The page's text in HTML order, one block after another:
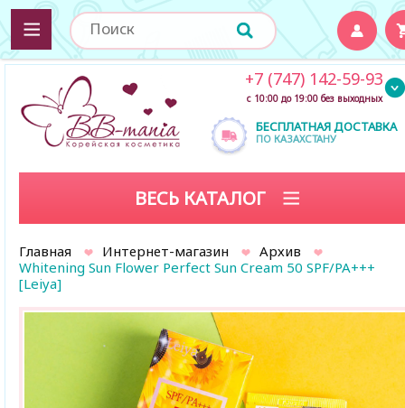
БЕСПЛАТНАЯ ДОСТАВКА
ПО КАЗАХСТАНУ
+7 (747) 142-59-93
с 10:00 до 19:00 без выходных
ВЕСЬ КАТАЛОГ
Главная Интернет-магазин
Архив
Whitening Sun Flower Perfect Sun Cream 50 SPF/PA+++
[Leiya]